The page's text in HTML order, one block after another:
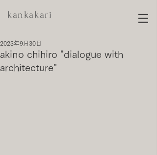
kankakari
akino chihiro "dialogue with
architecture"
2023年9月30日